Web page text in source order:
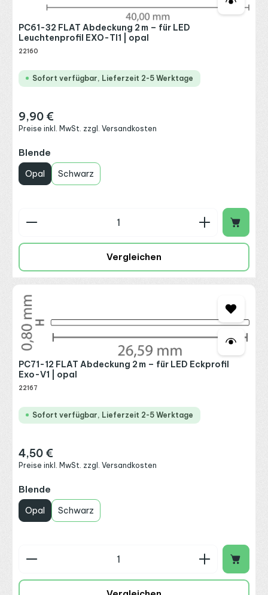
PC61-32 FLAT Abdeckung 2 m – für LED
Leuchtenprofil EXO-TI1 | opal
22160
Sofort verfügbar, Lieferzeit 2-5 Werktage
Regulärer Preis:
9,90 €
Preise inkl. MwSt. zzgl. Versandkosten
Blende
Opal Schwarz
Produkt Anzahl: Gib den gewünschten Wert
Vergleichen
PC71-12 FLAT Abdeckung 2 m – für LED Eckprofil
Exo-V1 | opal
22167
Sofort verfügbar, Lieferzeit 2-5 Werktage
Regulärer Preis:
4,50 €
Preise inkl. MwSt. zzgl. Versandkosten
Blende
Opal Schwarz
Produkt Anzahl: Gib den gewünschten Wert